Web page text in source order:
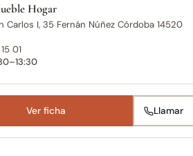
Hogar
Carlos I, 35 Fernán Núñez Córdoba 14520
01
Ver ficha Llamar